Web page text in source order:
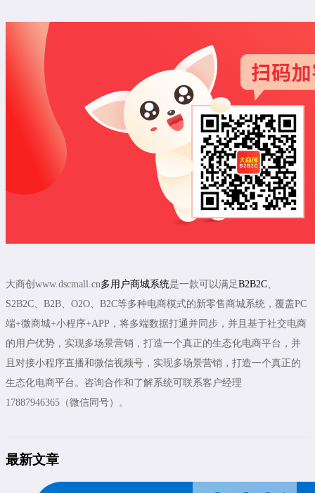
大商创www.dscmall.cn多用户商城系统是一款可以满足B2B2C
S2B2C、B2B、O2O、B2C等多种电商模式的新零售商城系统，覆盖PC
端+微商城+小程序+APP，将多端数据打通并同步，并且基于社交电商
的用户优势，实现多场景营销，打造一个真正的生态化电商平台，并
且对接小程序直播和微信视频号，实现多场景营销，打造一个真正的
生态化电商平台。咨询合作和了解系统可联系客户经理
17887946365（微信同号）。
最新文章